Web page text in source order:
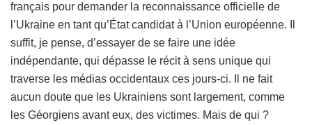
français pour demander la reconnaissance officielle de
l’Ukraine en tant qu’État candidat à l’Union européenne. Il
suffit, je pense, d’essayer de se faire une idée
indépendante, qui dépasse le récit à sens unique qui
traverse les médias occidentaux ces jours-ci. Il ne fait
aucun doute que les Ukrainiens sont largement, comme
les Géorgiens avant eux, des victimes. Mais de qui ?